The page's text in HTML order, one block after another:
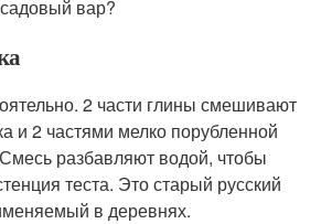
2 части глины смешивают
и 2 частями мелко порубленной
разбавляют водой, чтобы
теста. Это старый русский
в деревнях.